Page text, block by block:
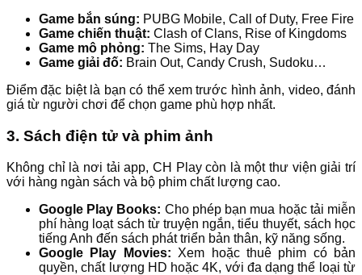
Game bắn súng: PUBG Mobile, Call of Duty, Free Fire
Game chiến thuật: Clash of Clans, Rise of Kingdoms
Game mô phỏng: The Sims, Hay Day
Game giải đố: Brain Out, Candy Crush, Sudoku…
Điểm đặc biệt là bạn có thể xem trước hình ảnh, video, đánh
giá từ người chơi để chọn game phù hợp nhất.
3. Sách điện tử và phim ảnh
Không chỉ là nơi tải app, CH Play còn là một thư viện giải trí
với hàng ngàn sách và bộ phim chất lượng cao.
Google Play Books: Cho phép bạn mua hoặc tải miễn
phí hàng loạt sách từ truyện ngắn, tiểu thuyết, sách học
tiếng Anh đến sách phát triển bản thân, kỹ năng sống.
Google Play Movies: Xem hoặc thuê phim có bản
quyền, chất lượng HD hoặc 4K, với đa dạng thể loại từ